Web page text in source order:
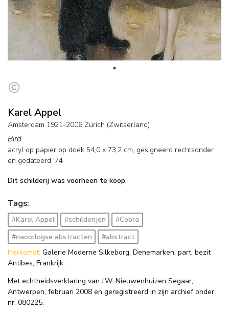
Karel Appel
Amsterdam 1921-2006 Zürich (Zwitserland)
Bird
acryl op papier op doek 54,0 x 73,2 cm, gesigneerd rechtsonder
en gedateerd '74
Dit schilderij was voorheen te koop.
Tags:
#Karel Appel #schilderijen
#Cobra
#naoorlogse abstracten
#abstract
Herkomst: Galerie Moderne Silkeborg, Denemarken; part. bezit
Antibes, Frankrijk.
Met echtheidsverklaring van J.W. Nieuwenhuizen Segaar,
Antwerpen, februari 2008 en geregistreerd in zijn archief onder
nr. 080225.